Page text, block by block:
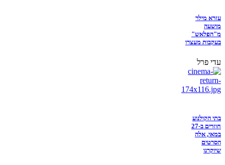
עזרא מילר
מושעה
מ"הפלאש"
בעקבות מעצרו
עדי פרל
בתי הקולנוע
חוזרים ב-27
במאי, אלה
הסרטים
שיוקרנו